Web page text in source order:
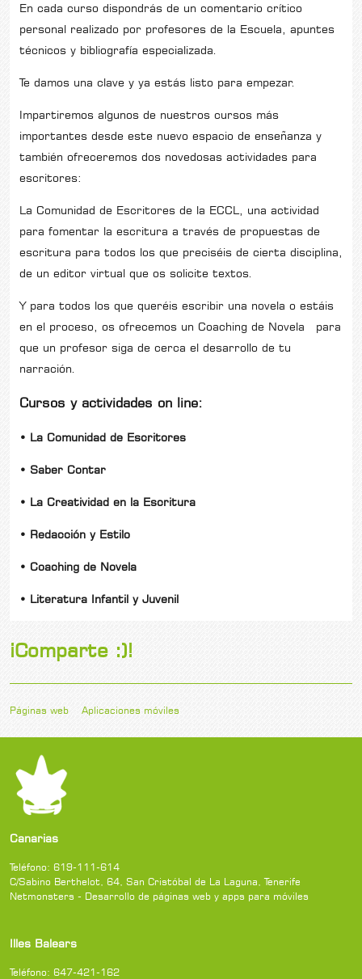
En cada curso dispondrás de un comentario crítico
personal realizado por profesores de la Escuela, apuntes
técnicos y bibliografía especializada.
Te damos una clave y ya estás listo para empezar.
Impartiremos algunos de nuestros cursos más
importantes desde este nuevo espacio de enseñanza y
también ofreceremos dos novedosas actividades para
escritores:
La Comunidad de Escritores de la ECCL, una actividad
para fomentar la escritura a través de propuestas de
escritura para todos los que preciséis de cierta disciplina,
de un editor virtual que os solicite textos.
Y para todos los que queréis escribir una novela o estáis
en el proceso, os ofrecemos un Coaching de Novela para
que un profesor siga de cerca el desarrollo de tu
narración.
Cursos y actividades on line:
• La Comunidad de Escritores
• Saber Contar
• La Creatividad en la Escritura
• Redacción y Estilo
• Coaching de Novela
• Literatura Infantil y Juvenil
¡Comparte :)!
Páginas web Aplicaciones móviles
Canarias
Teléfono: 619-111-614
C/Sabino Berthelot, 64 San Cristóbal de La Laguna ,Tenerife
Netmonsters - Desarrollo de páginas web y apps para móviles
Illes Balears
Teléfono: 647-421-162